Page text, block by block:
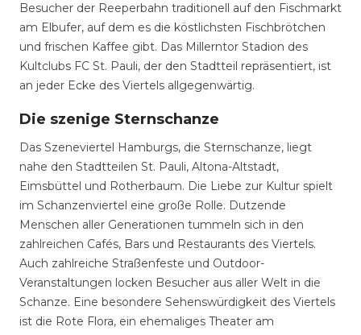
Besucher der Reeperbahn traditionell auf den Fischmarkt
am Elbufer, auf dem es die köstlichsten Fischbrötchen
und frischen Kaffee gibt. Das Millerntor Stadion des
Kultclubs FC St. Pauli, der den Stadtteil repräsentiert, ist
an jeder Ecke des Viertels allgegenwärtig.
Die szenige Sternschanze
Das Szeneviertel Hamburgs, die Sternschanze, liegt
nahe den Stadtteilen St. Pauli, Altona-Altstadt,
Eimsbüttel und Rotherbaum. Die Liebe zur Kultur spielt
im Schanzenviertel eine große Rolle. Dutzende
Menschen aller Generationen tummeln sich in den
zahlreichen Cafés, Bars und Restaurants des Viertels.
Auch zahlreiche Straßenfeste und Outdoor-
Veranstaltungen locken Besucher aus aller Welt in die
Schanze. Eine besondere Sehenswürdigkeit des Viertels
ist die Rote Flora, ein ehemaliges Theater am